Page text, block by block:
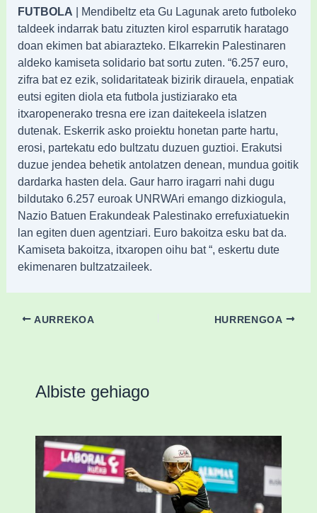
FUTBOLA | Mendibeltz eta Gu Lagunak areto futboleko
taldeek indarrak batu zituzten kirol esparrutik haratago
doan ekimen bat abiarazteko. Elkarrekin Palestinaren
aldeko kamiseta solidario bat sortu zuten. “6.257 euro,
zifra bat ez ezik, solidaritateak bizirik dirauela, enpatiak
eutsi egiten diola eta futbola justiziarako eta
itxaropenerako tresna ere izan daitekeela islatzen
dutenak. Eskerrik asko proiektu honetan parte hartu,
erosi, partekatu edo bultzatu duzuen guztioi. Erakutsi
duzue jendea behetik antolatzen denean, mundua goitik
dardarka hasten dela. Gaur harro iragarri nahi dugu
bildutako 6.257 euroak UNRWAri emango dizkiogula,
Nazio Batuen Erakundeak Palestinako errefuxiatuekin
lan egiten duen agentziari. Euro bakoitza esku bat da.
Kamiseta bakoitza, itxaropen oihu bat “, eskertu dute
ekimenaren bultzatzaileek.
AURREKOA HURRENGOA
Albiste gehiago